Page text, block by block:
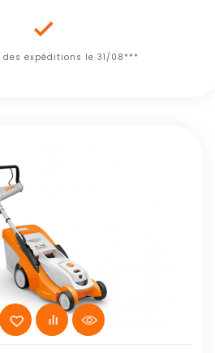

expéditions le 31/08***